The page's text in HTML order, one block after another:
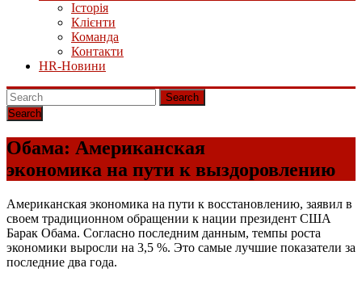
Історія
Клієнти
Команда
Контакти
HR-Новини
Search
Обама: Американская
экономика на пути к выздоровлению
Американская экономика на пути к восстановлению, заявил в
своем традиционном обращении к нации президент США
Барак Обама. Согласно последним данным, темпы роста
экономики выросли на 3,5 %. Это самые лучшие показатели за
последние два года.